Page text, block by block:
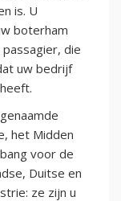
is. U
boterham
die
uw bedrijf
het Midden
voor de
Duitse en
ze zijn u